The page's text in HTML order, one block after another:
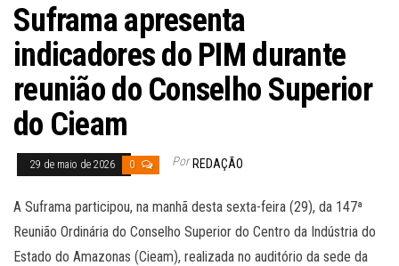
Suframa apresenta
indicadores do PIM durante
reunião do Conselho Superior
do Cieam
29 de maio de 2026 0 Por REDAÇÃO
A Suframa participou, na manhã desta sexta-feira (29), da 147ª
Reunião Ordinária do Conselho Superior do Centro da Indústria do
Estado do Amazonas (Cieam), realizada no auditório da sede da